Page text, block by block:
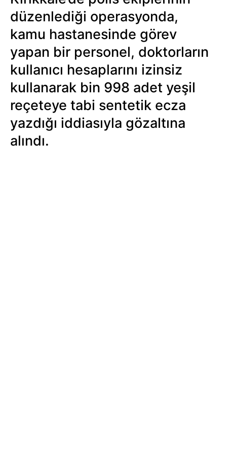
düzenlediği operasyonda,
kamu hastanesinde görev
yapan bir personel, doktorların
kullanıcı hesaplarını izinsiz
kullanarak bin 998 adet yeşil
reçeteye tabi sentetik ecza
yazdığı iddiasıyla gözaltına
alındı.